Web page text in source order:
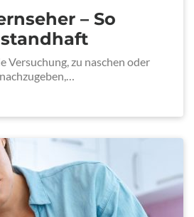
– So
Versuchung, zu naschen oder